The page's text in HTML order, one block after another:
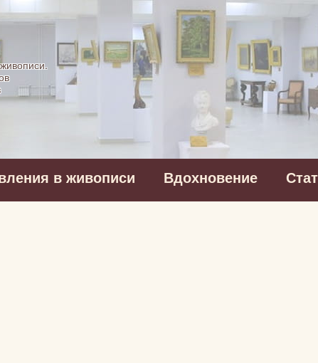
галерея
в живописи Вдохновение